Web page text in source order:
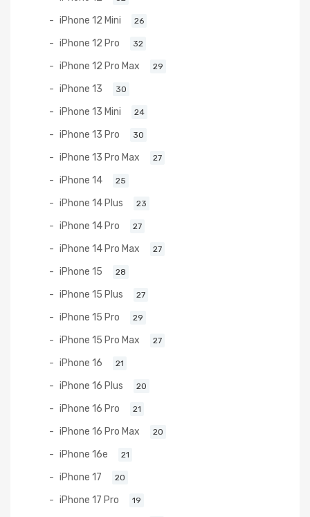
iPhone 12 Mini 26
iPhone 12 Pro 32
iPhone 12 Pro Max 29
iPhone 13 30
iPhone 13 Mini 24
iPhone 13 Pro 30
iPhone 13 Pro Max 27
iPhone 14 25
iPhone 14 Plus 23
iPhone 14 Pro 27
iPhone 14 Pro Max 27
iPhone 15 28
iPhone 15 Plus 27
iPhone 15 Pro 29
iPhone 15 Pro Max 27
iPhone 16 21
iPhone 16 Plus 20
iPhone 16 Pro 21
iPhone 16 Pro Max 20
iPhone 16e 21
iPhone 17 20
iPhone 17 Pro 19